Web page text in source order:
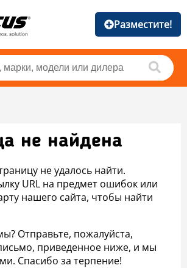
Разместите!
не найдена
не удалось найти.
URL на предмет ошибок или
нашего сайта, чтобы найти
Отправьте, пожалуйста,
приведенное ниже, и мы
Спасибо за терпение!